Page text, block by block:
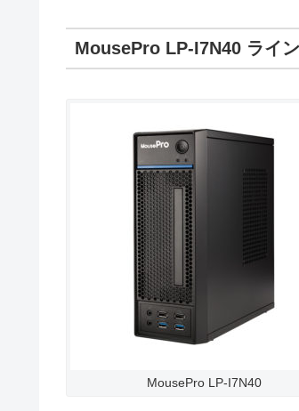
MousePro LP-I7N40 ライ
MousePro LP-I7N40